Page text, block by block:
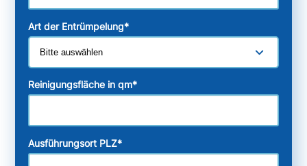
Art der Entrümpelung*
Reinigungsfläche in qm*
Ausführungsort PLZ*